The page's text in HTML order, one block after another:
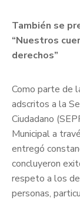
También se
“Nuestros
derechos”
Como parte de
adscritos a la
Ciudadano
Municipal a
entregó
concluyeron
respeto a los
personas,